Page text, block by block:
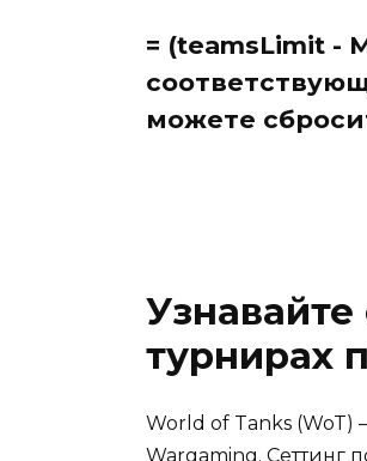
= (teamsLimit -
можете
турнирах
World of Tanks (WoT)
Wargaming. Сеттинг